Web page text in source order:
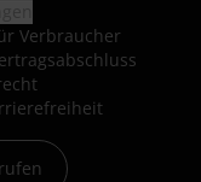
Verbraucher